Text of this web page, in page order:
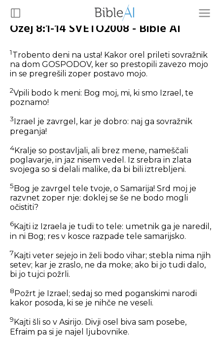
Ozej 8:1-14 SVETO2008 - Bible AI
1Trobento deni na usta! Kakor orel prileti sovražnik
na dom GOSPODOV, ker so prestopili zavezo mojo
in se pregrešili zoper postavo mojo.
2Vpili bodo k meni: Bog moj, mi, ki smo Izrael, te
poznamo!
3 Izrael je zavrgel, kar je dobro: naj ga sovražnik
preganja!
4Kralje so postavljali, ali brez mene, nameščali
poglavarje, in jaz nisem vedel. Iz srebra in zlata
svojega so si delali malike, da bi bili iztrebljeni.
5 Bog je zavrgel tele tvoje, o Samarija! Srd moj je
razvnet zoper nje: doklej se še ne bodo mogli
očistiti?
6Kajti iz Izraela je tudi to tele: umetnik ga je naredil,
in ni Bog; res v kosce razpade tele samarijsko.
7Kajti veter sejejo in želi bodo vihar; stebla nima njih
setev; kar je zraslo, ne da moke; ako bi jo tudi dalo,
bi jo tujci požrli.
8 Požrt je Izrael; sedaj so med poganskimi narodi
kakor posoda, ki se je nihče ne veseli.
9 Kajti šli so v Asirijo. Divji osel biva sam posebe,
Efraim pa si je najel ljubovnike.